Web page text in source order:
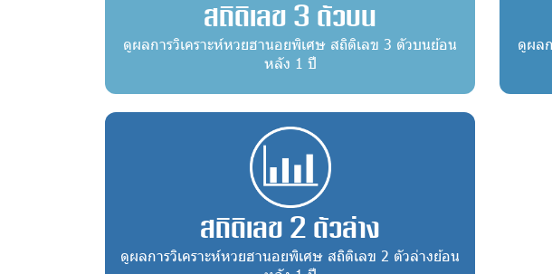
สถิติเลข 3 ตัวบน
ดูผลการวิเคราะห์หวยฮานอยพิเศษ สถิติเลข 3 ตัวบนย้อน
หลัง 1 ปี
ดูผล
สถิติเลข 2 ตัวล่าง
ดูผลการวิเคราะห์หวยฮานอยพิเศษ สถิติเลข 2 ตัวล่างย้อน